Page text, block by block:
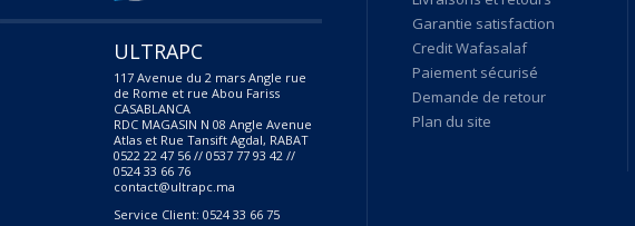
ULTRAPC
117 Avenue du 2 mars Angle rue
de Rome et rue Abou Fariss
CASABLANCA
RDC MAGASIN N 08 Angle Avenue
Atlas et Rue Tansift Agdal, RABAT
0522 22 47 56 // 0537 77 93 42 //
0524 33 66 76
contact@ultrapc.ma
Service Client: 0524 33 66 75
Garantie satisfaction
Credit Wafasalaf
Paiement sécurisé
Demande de retour
Plan du site